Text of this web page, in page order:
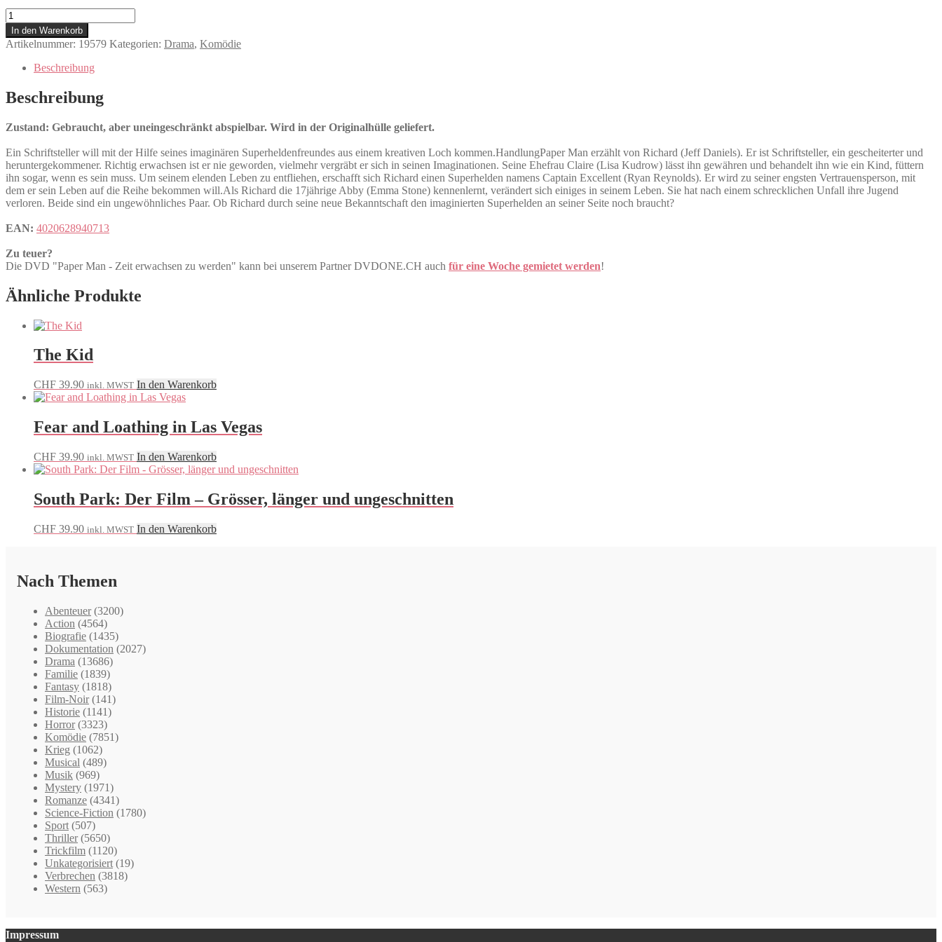
Paper
Man
-
Zeit
erwachsen
werden
Menge
In den Warenkorb
Artikelnummer: 19579 Kategorien: Drama, Komödie
Beschreibung
Beschreibung
Zustand: Gebraucht, aber uneingeschränkt abspielbar. Wird in der Originalhülle geliefert.
Ein Schriftsteller will mit der Hilfe seines imaginären Superheldenfreundes aus einem kreativen Loch kommen.HandlungPaper Man erzählt von Richard (Jeff Daniels). Er ist Schriftsteller, ein gescheiterter und
heruntergekommener. Richtig erwachsen ist er nie geworden, vielmehr vergräbt er sich in seinen Imaginationen. Seine Ehefrau Claire (Lisa Kudrow) lässt ihn gewähren und behandelt ihn wie ein Kind, füttern
ihn sogar, wenn es sein muss. Um seinem elenden Leben zu entfliehen, erschafft sich Richard einen Superhelden namens Captain Excellent (Ryan Reynolds). Er wird zu seiner engsten Vertrauensperson, mit
dem er sein Leben auf die Reihe bekommen will.Als Richard die 17jährige Abby (Emma Stone) kennenlernt, verändert sich einiges in seinem Leben. Sie hat nach einem schrecklichen Unfall ihre Jugend
verloren. Beide sind ein ungewöhnliches Paar. Ob Richard durch seine neue Bekanntschaft den imaginierten Superhelden an seiner Seite noch braucht?
EAN: 4020628940713
Zu teuer?
Die DVD "Paper Man - Zeit erwachsen zu werden" kann bei unserem Partner DVDONE.CH auch für eine Woche gemietet werden!
Ähnliche Produkte
The Kid
CHF 39.90 inkl. MWST In den Warenkorb
Fear and Loathing in Las Vegas
CHF 39.90 inkl. MWST In den Warenkorb
South Park: Der Film – Grösser, länger und ungeschnitten
CHF 39.90 inkl. MWST In den Warenkorb
Nach Themen
Abenteuer (3200)
Action (4564)
Biografie (1435)
Dokumentation (2027)
Drama (13686)
Familie (1839)
Fantasy (1818)
Film-Noir (141)
Historie (1141)
Horror (3323)
Komödie (7851)
Krieg (1062)
Musical (489)
Musik (969)
Mystery (1971)
Romanze (4341)
Science-Fiction (1780)
Sport (507)
Thriller (5650)
Trickfilm (1120)
Unkategorisiert (19)
Verbrechen (3818)
Western (563)
Impressum